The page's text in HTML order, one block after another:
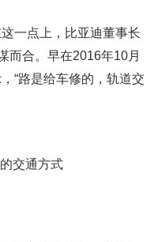
一点上，比亚迪董事长
而合。早在2016年10月
“路是给车修的，轨道交
交通方式